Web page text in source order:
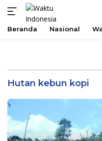
Beranda Nasional
Hutan kebun kopi